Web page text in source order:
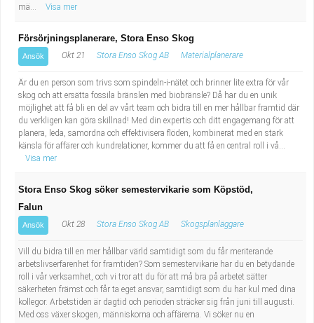
mä...
Visa mer
Försörjningsplanerare, Stora Enso Skog
Ansök Okt 21 Stora Enso Skog AB Materialplanerare
Är du en person som trivs som spindeln-i-nätet och brinner lite extra för vår
skog och att ersätta fossila bränslen med biobränsle? Då har du en unik
möjlighet att få bli en del av vårt team och bidra till en mer hållbar framtid där
du verkligen kan göra skillnad! Med din expertis och ditt engagemang för att
planera, leda, samordna och effektivisera flöden, kombinerat med en stark
känsla för affärer och kundrelationer, kommer du att få en central roll i vå...
Visa mer
Stora Enso Skog söker semestervikarie som Köpstöd,
Falun
Ansök Okt 28 Stora Enso Skog AB Skogsplanläggare
Vill du bidra till en mer hållbar värld samtidigt som du får meriterande
arbetslivserfarenhet för framtiden? Som semestervikarie har du en betydande
roll i vår verksamhet, och vi tror att du för att må bra på arbetet sätter
säkerheten främst och får ta eget ansvar, samtidigt som du har kul med dina
kollegor. Arbetstiden är dagtid och perioden sträcker sig från juni till augusti.
Med oss växer skogen, människorna och affärerna. Vi söker nu en